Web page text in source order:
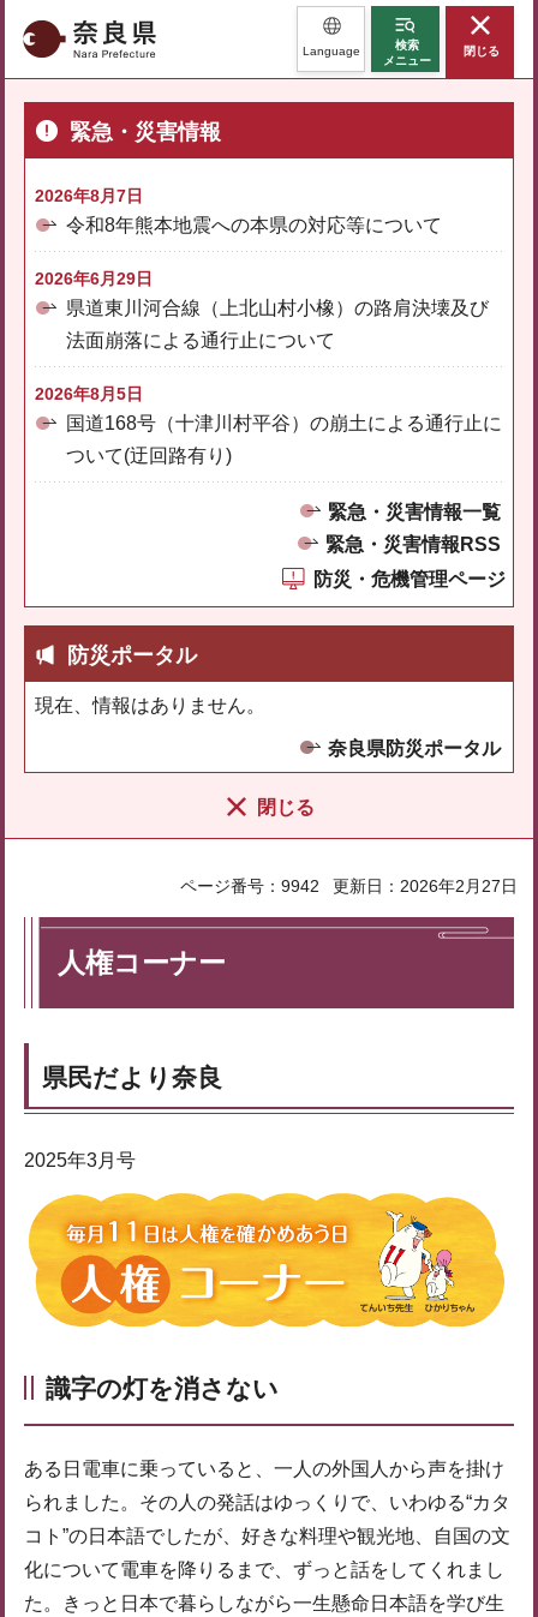
奈良県 Language
検索
メニュー
閉じる
緊急・災害情報
2026年8月7日
令和8年熊本地震への本県の対応等について
2026年6月29日
県道東川河合線（上北山村小橡）の路肩決壊及び
法面崩落による通行止について
2026年8月5日
国道168号（十津川村平谷）の崩土による通行止に
ついて(迂回路有り)
緊急・災害情報一覧
緊急・災害情報RSS
防災・危機管理ページ
防災ポータル
現在、情報はありません。
奈良県防災ポータル
閉じる
ページ番号：9942 更新日：2026年2月27日
人権コーナー
県民だより奈良
2025年3月号
識字の灯を消さない
ある日電車に乗っていると、一人の外国人から声を掛け
られました。その人の発話はゆっくりで、いわゆる“カタ
コト”の日本語でしたが、好きな料理や観光地、自国の文
化について電車を降りるまで、ずっと話をしてくれまし
た。きっと日本で暮らしながら一生懸命日本語を学び生